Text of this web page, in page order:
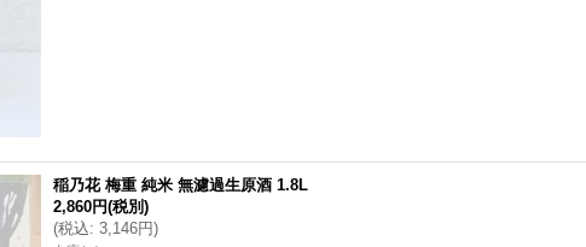
稲乃花 梅重 純米 無濾過生原酒 1.8L
2,860円(税別)
(税込: 3,146円)